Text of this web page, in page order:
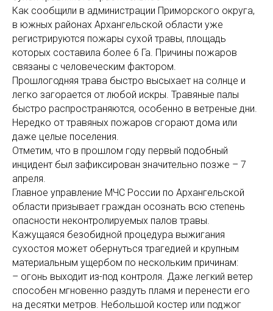
Как сообщили в администрации Приморского округа,
в южных районах Архангельской области уже
регистрируются пожары сухой травы, площадь
которых составила более 6 Га. Причины пожаров
связаны с человеческим фактором.
Прошлогодняя трава быстро высыхает на солнце и
легко загорается от любой искры. Травяные палы
быстро распространяются, особенно в ветреные дни.
Нередко от травяных пожаров сгорают дома или
даже целые поселения.
Отметим, что в прошлом году первый подобный
инцидент был зафиксирован значительно позже – 7
апреля.
Главное управление МЧС России по Архангельской
области призывает граждан осознать всю степень
опасности неконтролируемых палов травы.
Кажущаяся безобидной процедура выжигания
сухостоя может обернуться трагедией и крупным
материальным ущербом по нескольким причинам:
– огонь выходит из-под контроля. Даже легкий ветер
способен мгновенно раздуть пламя и перенести его
на десятки метров. Небольшой костер или поджог